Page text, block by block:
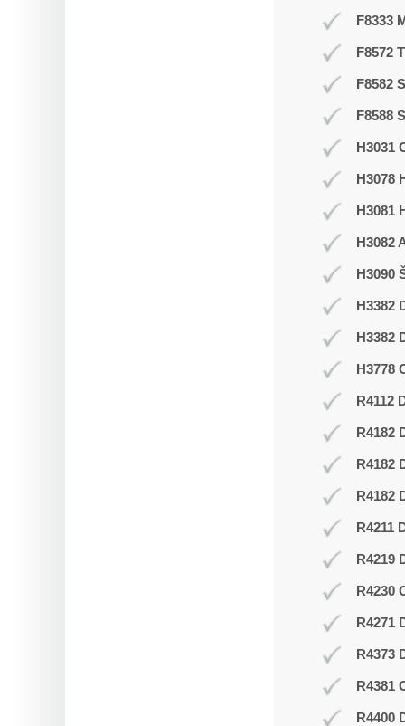
F8333
F8572
F8582
F8588
H3031
H3078
H3081
H3082
H3090
H3382
H3382
H3778
R4112
R4182
R4182
R4182
R4211
R4219
R4230
R4271
R4373
R4381
R4400